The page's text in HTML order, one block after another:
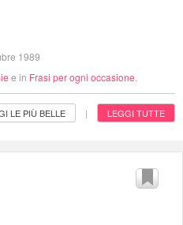
1989
e in Frasi per ogni occasione
LE PIÙ BELLE | LEGGI TUTTE